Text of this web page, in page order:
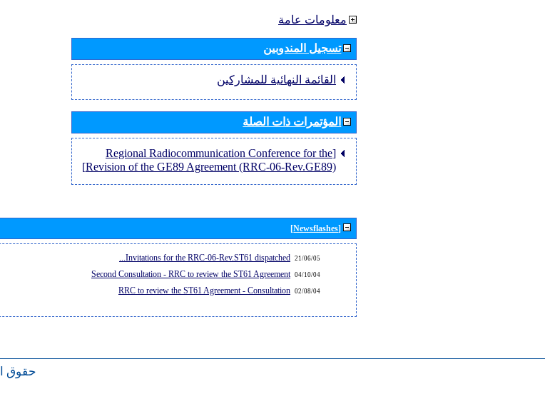
معلومات عامة
تسجيل المندوبين
القائمة النهائية للمشاركين
المؤتمرات ذات الصلة
[Regional Radiocommunication Conference for the
Revision of the GE89 Agreement (RRC-06-Rev.GE89)]
[Newsflashes]
21/06/05
Invitations for the RRC-06-Rev.ST61 dispatched...
04/10/04
Second Consultation - RRC to review the ST61 Agreement
02/08/04
RRC to review the ST61 Agreement - Consultation
حقوق